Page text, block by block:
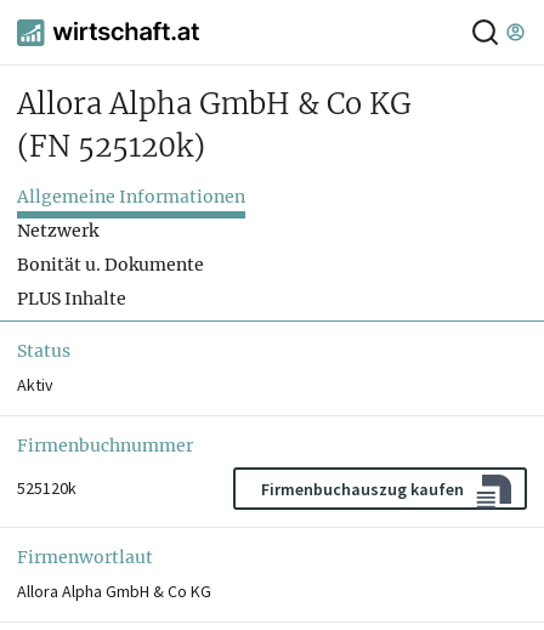
Allora Alpha GmbH & Co KG
(FN 525120k)
Allgemeine Informationen
Netzwerk
Bonität u. Dokumente
PLUS Inhalte
Status
Aktiv
Firmenbuchnummer
525120k
Firmenbuchauszug kaufen
Firmenwortlaut
Allora Alpha GmbH & Co KG